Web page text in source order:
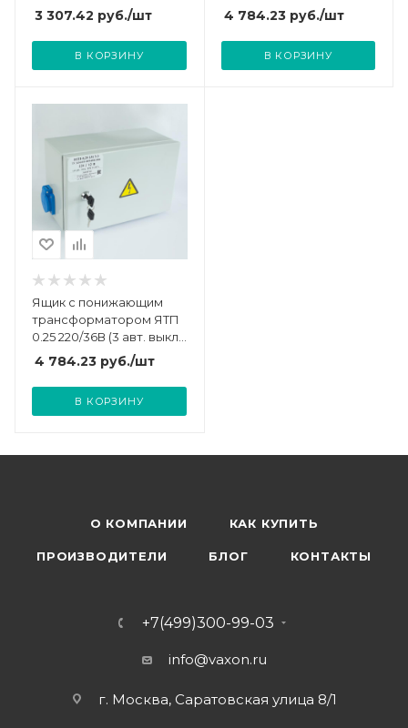
Кострома
ОС0000002235
3 307.42 руб./шт
В КОРЗИНУ
IP54 Кострома
ОС0000016339
4 784.23руб./шт
В КОРЗИНУ
Ящик с понижающим
трансформатором ЯТП
0.25 220/36В (3 авт. выкл.)
IP54 Кострома
ОС0000016261
4 784.23 руб./шт
В КОРЗИНУ
О КОМПАНИИ КАК КУПИТЬ
ПРОИЗВОДИТЕЛИ БЛОГ КОНТАКТЫ
+7(499)300-99-03
info@vaxon.ru
г. Москва, Саратовская улица 8/1